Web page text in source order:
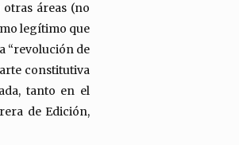
áreas (no
legítimo que
“revolución de
constitutiva
tanto en el
de Edición,